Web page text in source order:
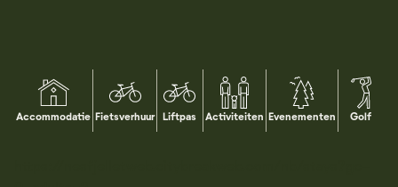
Accommodatie Fietsverhuur Liftpas Activiteiten Evenementen Golf